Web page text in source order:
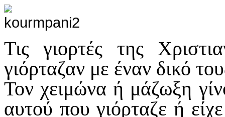
Τις γιορτές της
γιόρταζαν με έναν δικό
Τον χειμώνα ή μάζωξη
αυτού που γιόρταζε ή